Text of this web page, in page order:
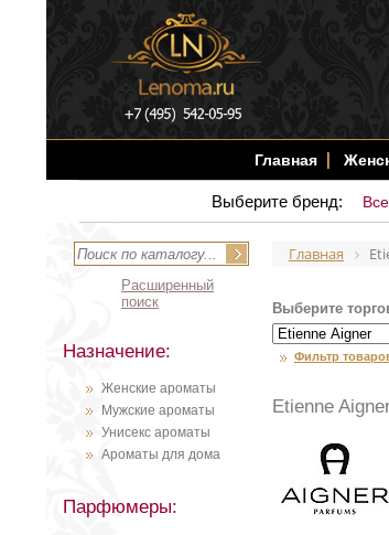
Главная
Выберите бренд: Все
Расширенный
поиск
Назначение:
Женские ароматы
Мужские ароматы
Унисекс ароматы
Ароматы для дома
Парфюмеры:
Главная
Выберите
Фильтр
Etienne